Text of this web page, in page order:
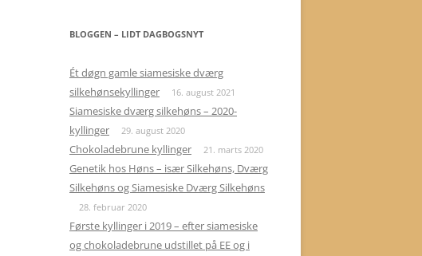
CHOKOLADEBRUN
CITRONFARVEDE
SPECIELLE PROJEKTER
PR-UDSTILLING
A-FEJL OG MINDRE FEJL
BLOGGEN – LIDT DAGBOGSNYT
Ét døgn gamle siamesiske dværg
silkehønsekyllinger
16. august 2021
Siamesiske dværg silkehøns – 2020-
kyllinger
29. august 2020
Chokoladebrune kyllinger 21. marts 2020
Genetik hos Høns – især Silkehøns, Dværg
Silkehøns og Siamesiske Dværg Silkehøns
28. februar 2020
Første kyllinger i 2019 – efter siamesiske
og chokoladebrune udstillet på EE og i